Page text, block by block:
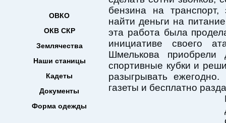
ОВКО
ОКВ СКР
Землячества
Наши станицы
Кадеты
Документы
Форма одежды
бензина на транспорт,
найти деньги на
эта работа была
инициативе своего
Шмелькова приобрели
спортивные кубки и
разыгрывать
газеты и бесплатно